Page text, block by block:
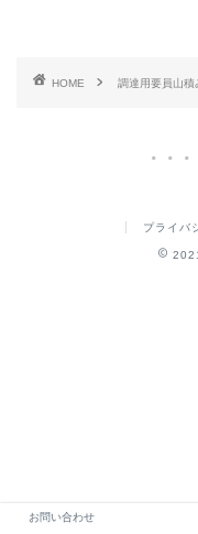
HOME 調達用要員山積
プライバ
お問い合わせ